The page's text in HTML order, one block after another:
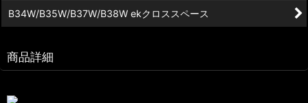
B34W/B35W/B37W/B38W ekクロススペース
商品詳細